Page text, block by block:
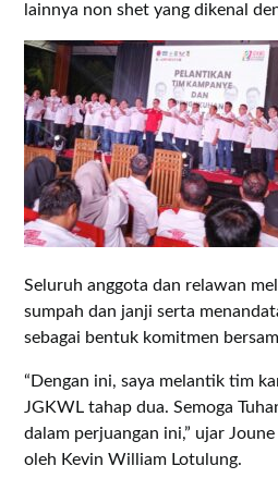
lainnya non shet yang dikenal
Seluruh anggota dan relawan
sumpah dan janji serta
sebagai bentuk komitmen
“Dengan ini, saya melantik tim
JGKWL tahap dua. Semoga
dalam perjuangan ini,” ujar
oleh Kevin William Lotulung.